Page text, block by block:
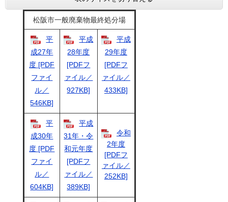
松阪市一般廃棄物最終処分場
平
成27年
度 [PDF
ファイ
ル／
546KB]
平成
28年度
[PDFフ
ァイル／
927KB]
平成
29年度
[PDFフ
ァイル／
433KB]
平
成30年
度 [PDF
ファイ
ル／
604KB]
平成
31年・令
和元年度
[PDFフ
ァイル／
389KB]
令和
2年度
[PDFフ
ァイル／
252KB]